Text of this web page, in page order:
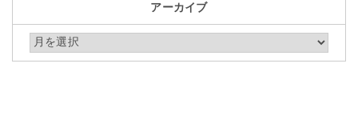
アーカイブ
アーカイブ